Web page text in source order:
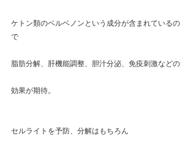
ケトン類のベルベノンという成分が含まれているの
で
脂肪分解、肝機能調整、胆汁分泌、免疫刺激などの
効果が期待。
セルライトを予防、分解はもちろん